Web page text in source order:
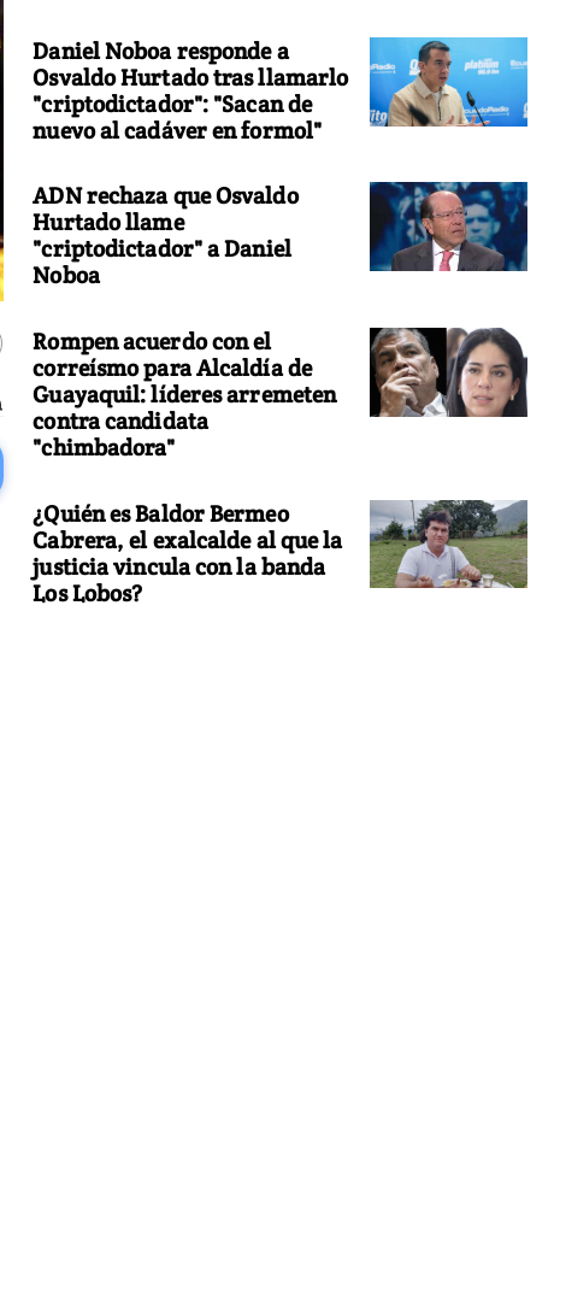
Daniel Noboa responde a
Osvaldo Hurtado tras llamarlo
"criptodictador": "Sacan de
nuevo al cadáver en formol"
ADN rechaza que Osvaldo
Hurtado llame
"criptodictador" a Daniel
Noboa
Rompen acuerdo con el
correísmo para Alcaldía de
Guayaquil: líderes arremeten
contra candidata
"chimbadora"
¿Quién es Baldor Bermeo
Cabrera, el exalcalde al que la
justicia vincula con la banda
Los Lobos?